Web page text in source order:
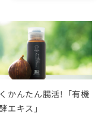
かんたん腸活!「有機
エキス」